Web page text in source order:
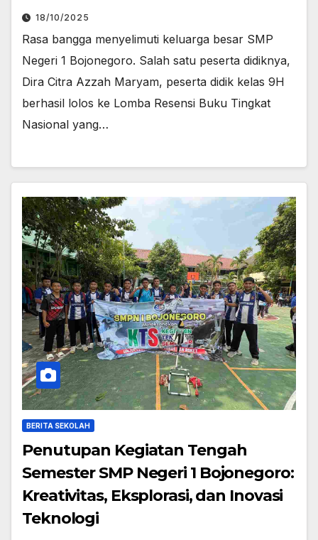
18/10/2025
Rasa bangga menyelimuti keluarga besar SMP
Negeri 1 Bojonegoro. Salah satu peserta didiknya,
Dira Citra Azzah Maryam, peserta didik kelas 9H
berhasil lolos ke Lomba Resensi Buku Tingkat
Nasional yang…
BERITA SEKOLAH
Penutupan Kegiatan Tengah
Semester SMP Negeri 1 Bojonegoro:
Kreativitas, Eksplorasi, dan Inovasi
Teknologi